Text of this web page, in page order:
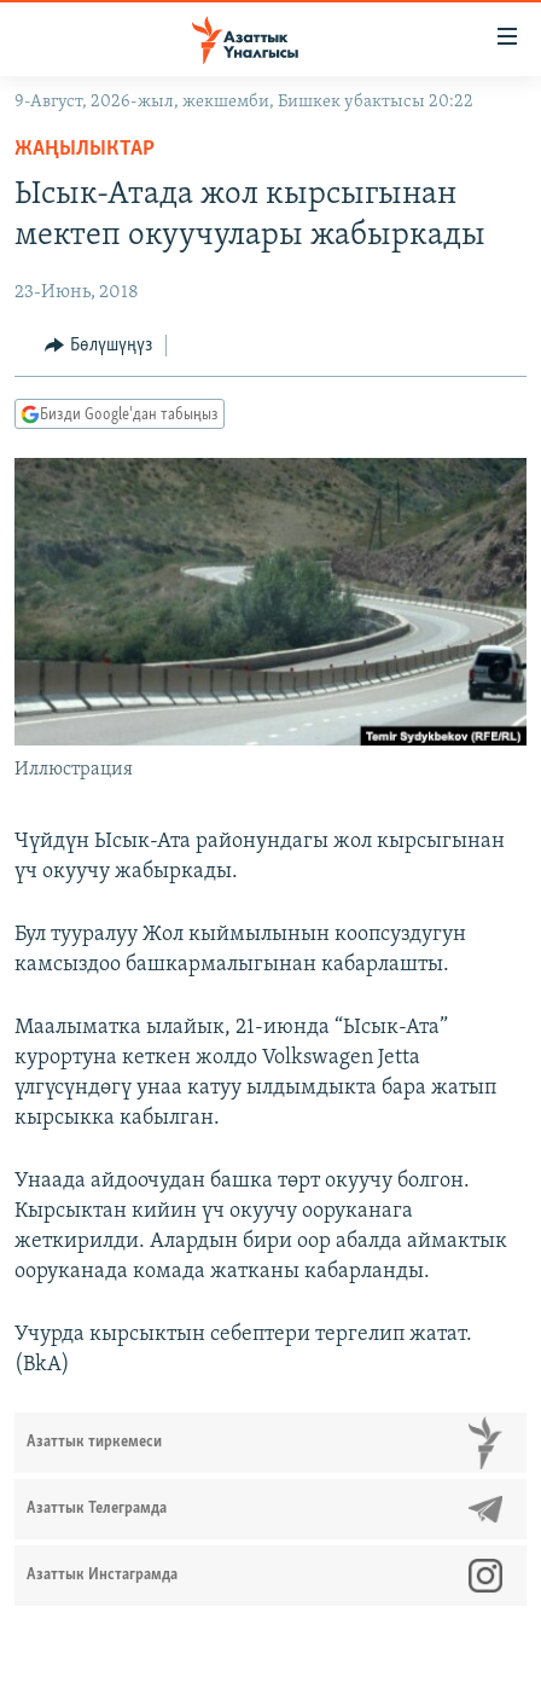
Навигацияга
өтүңүз
Издөөгө
салыңыз
ЭКОНОМИКА
МАДАНИЯТ
БОРБОР АЗИЯ
АТАЙЫН ИЛИКТӨӨ
ТВ ПРОГРАММАЛАР
ЭКСПЕРТТЕР ТАЛДАЙТ
БИЗ ЖАНА ДҮЙНӨ
ДАНИСТЕ
ЭЖЕ-СИҢДИЛЕР
АЗАТТЫК+
ЫҢГАЙСЫЗ СУРООЛОР
ӨЗГӨЧӨ ПИКИР
Русский
ОНЛАЙН ШЕРИНЕ
ЭЕ/АРнун бардык сайттары
9-Август, 2026-жыл, жекшемби, Бишкек убактысы 20:22
ЖАҢЫЛЫКТАР
Ысык-Атада жол кырсыгынан
мектеп окуучулары жабыркады
23-Июнь, 2018
Бөлүшүңүз
Бизди Google'дан табыңыз
Иллюстрация
Чүйдүн Ысык-Ата районундагы жол кырсыгынан
үч окуучу жабыркады.
Бул тууралуу Жол кыймылынын коопсуздугун
камсыздоо башкармалыгынан кабарлашты.
Маалыматка ылайык, 21-июнда “Ысык-Ата”
курортуна кеткен жолдо Volkswagen Jetta
үлгүсүндөгү унаа катуу ылдымдыкта бара жатып
кырсыкка кабылган.
Унаада айдоочудан башка төрт окуучу болгон.
Кырсыктан кийин үч окуучу ооруканага
жеткирилди. Алардын бири оор абалда аймактык
ооруканада комада жатканы кабарланды.
Учурда кырсыктын себептери тергелип жатат.
(BkA)
Азаттык тиркемеси
Азаттык Телеграмда
Азаттык Инстаграмда